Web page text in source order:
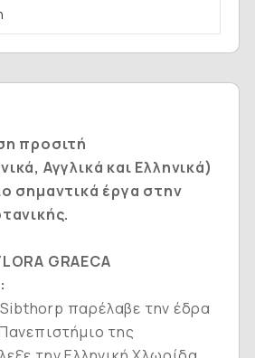
προσιτή
Αγγλικά και Ελληνικά)
σημαντικά έργα στην
GRAECA
παρέλαβε την έδρα
της